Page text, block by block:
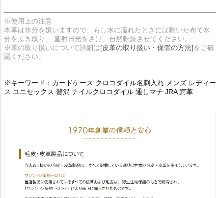
※使用上の注意
本革は水分を嫌いますので、もし水に濡れたときには乾いた布で水
分をふき取り、 直射日光をさけ、自然乾燥させてください。
※革の取り扱いについて詳細は[皮革の取り扱い・保管の方法]をご確
認ください。
※キーワード：カードケース クロコダイル名刺入れ メンズ レディー
ス ユニセックス 贅沢 ナイルクロコダイル 通しマチ JRA 鰐革